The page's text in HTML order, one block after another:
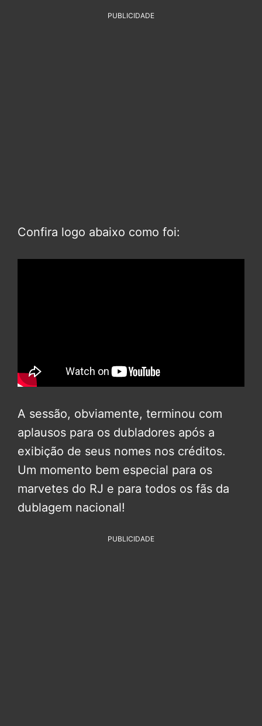
PUBLICIDADE
Confira logo abaixo como foi:
A sessão, obviamente, terminou com
aplausos para os dubladores após a
exibição de seus nomes nos créditos.
Um momento bem especial para os
marvetes do RJ e para todos os fãs da
dublagem nacional!
PUBLICIDADE